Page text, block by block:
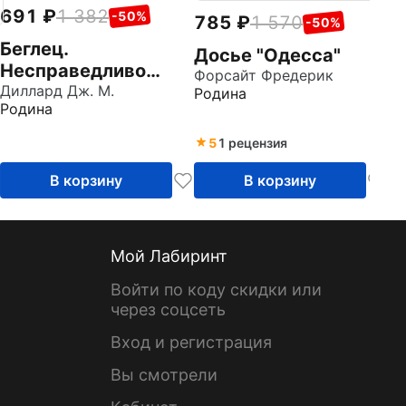
691 1 382 -50%
Беглец.
Несправедливо
обвиненный
Диллард Дж. М.
Родина
В корзину
785 1 570 -50%
Досье "Одесса"
Форсайт Фредерик
Родина
51 рецензия
В корзину
Мой Лабиринт
Войти по коду скидки или
через соцсеть
Вход и регистрация
Вы смотрели